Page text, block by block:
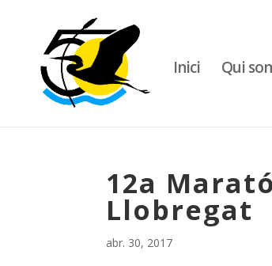
Inici Qui
12a
Llobregat
abr. 30, 2017